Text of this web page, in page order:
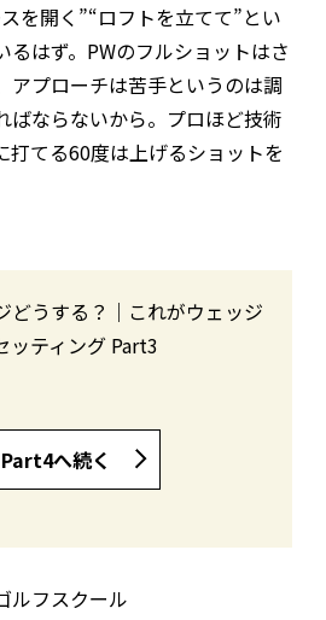
を開く”“ロフトを立てて”とい
るはず。PWのフルショットはさ
アプローチは苦手というのは調
ばならないから。プロほど技術
打てる60度は上げるショットを
どうする？｜これがウェッジ
ッティング Part3
Part4へ続く
ルフスクール